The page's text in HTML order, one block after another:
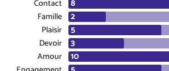
Contact
Famille
Plaisir
Devoir
Amour